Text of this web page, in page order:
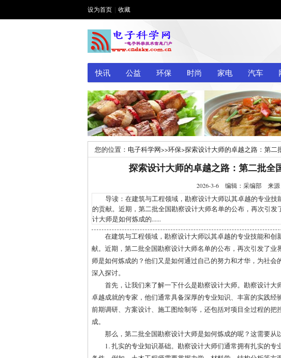
设为首页 收藏
快讯 公益 环保 时尚 家电 汽车
您的位置： 电子科学网>>环保>探索设计大师的卓越之路：第二
探索设计大师的卓越之路：第二批全
2026-3-6 编辑：采编部 来
导读：在建筑与工程领域，勘察设计大师以其卓越的专业技
的贡献。近期，第二批全国勘察设计大师名单的公布，再次引
计大师是如何炼成的......
在建筑与工程领域，勘察设计大师以其卓越的专业技能和
献。近期，第二批全国勘察设计大师名单的公布，再次引发了
师是如何炼成的？他们又是如何通过自己的努力和才华，为社
深入探讨。
首先，让我们来了解一下什么是勘察设计大师。勘察设计
卓越成就的专家，他们通常具备深厚的专业知识、丰富的实践
前期调研、方案设计、施工图绘制等，还包括对项目全过程的
成。
那么，第二批全国勘察设计大师是如何炼成的呢？这需要从
1. 扎实的专业知识基础。勘察设计大师们通常拥有扎实的